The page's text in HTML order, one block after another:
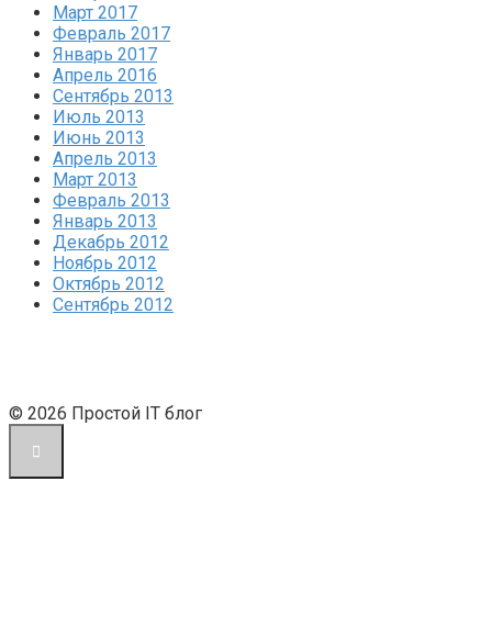
Март 2017
Февраль 2017
Январь 2017
Апрель 2016
Сентябрь 2013
Июль 2013
Июнь 2013
Апрель 2013
Март 2013
Февраль 2013
Январь 2013
Декабрь 2012
Ноябрь 2012
Октябрь 2012
Сентябрь 2012
© 2026 Простой IT блог